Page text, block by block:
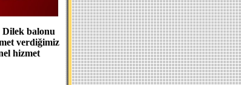
Dilek balonu
verdiğimiz
hizmet